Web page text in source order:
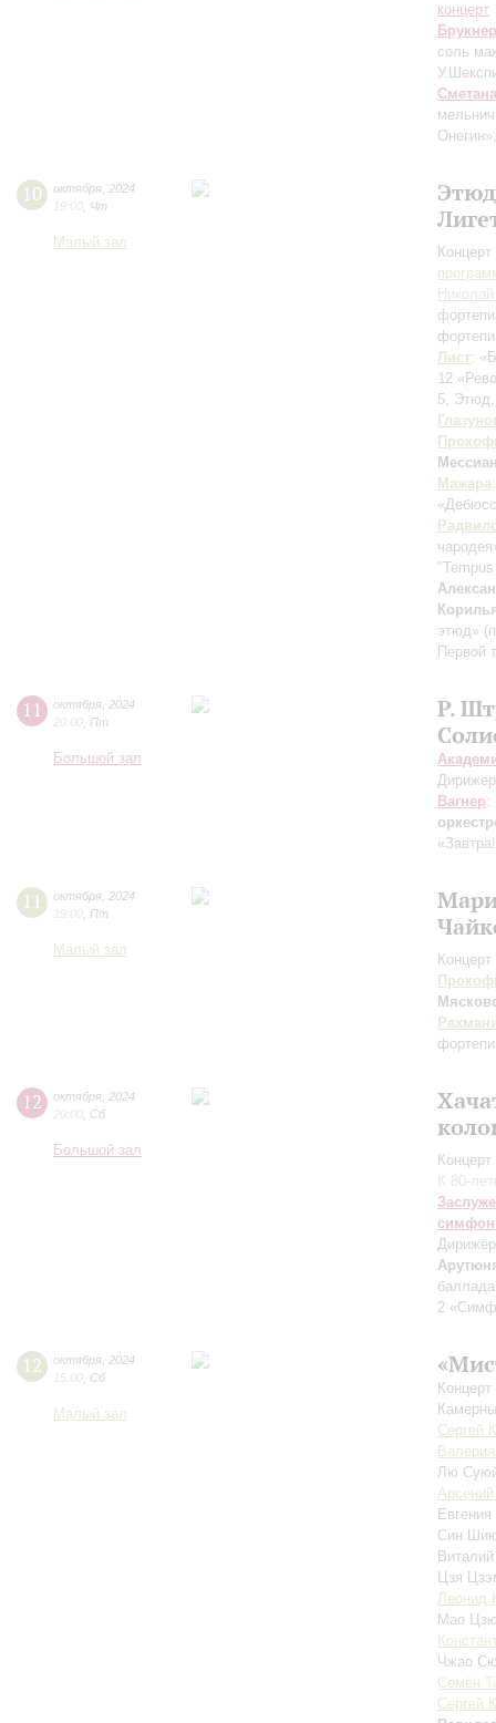
концерт
Брукнер
соль
Сметана
10 октября 2024
19:00 Чт
Малый зал
Лист:
12
5,
Мажара
этюд»
Первой
11 октября 2024
20:00 Пт
Большой зал
Р.
Вагнер:
11 октября 2024
19:00 Пт
Малый зал
12 октября 2024
20:00 Сб
Большой зал
К 80-
2
12 октября 2024
15:00 Сб
Малый зал
Сергей
Лю
Син
Цзя
Леонид
Мао
Чжао
Семён
Сергей